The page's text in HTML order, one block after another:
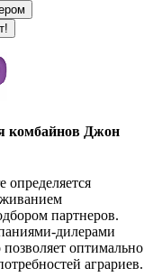
комбайнов Джон
определяется
партнеров.
дилерами
оптимально
аграриев.